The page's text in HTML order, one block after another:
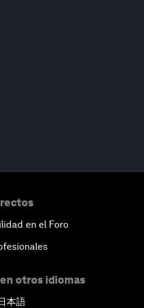
en el Foro
otros idiomas
本語